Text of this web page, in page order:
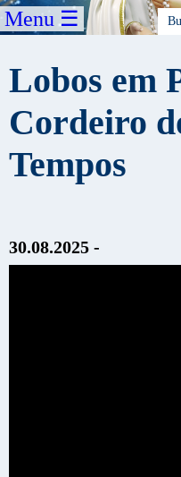
Menu ☰
Lobos em
Cordeiro
Tempos
30.08.2025 -